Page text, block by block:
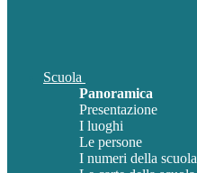
Scuola
Panoramica
Presentazione
I luoghi
Le persone
I numeri della scuola